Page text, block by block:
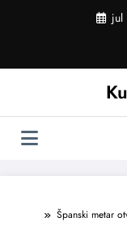
jul
Španski metar